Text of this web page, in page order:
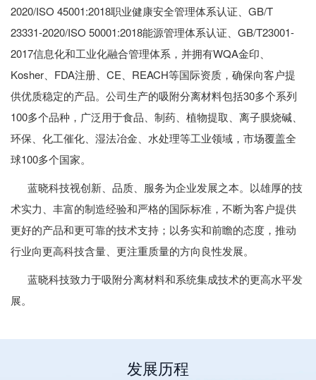
2020/ISO 45001:2018职业健康安全管理体系认证、GB/T
23331-2020/ISO 50001:2018能源管理体系认证、GB/T23001-
2017信息化和工业化融合管理体系，并拥有WQA金印、
Kosher、FDA注册、CE、REACH等国际资质，确保向客户提
供优质稳定的产品。公司生产的吸附分离材料包括30多个系列
100多个品种，广泛用于食品、制药、植物提取、离子膜烧碱、
环保、化工催化、湿法冶金、水处理等工业领域，市场覆盖全
球100多个国家。
蓝晓科技视创新、品质、服务为企业发展之本。以雄厚的技
术实力、丰富的制造经验和严格的国际标准，不断为客户提供
更好的产品和更可靠的技术支持；以务实和前瞻的态度，推动
行业向更高科技含量、更注重质量的方向良性发展。
蓝晓科技致力于吸附分离材料和系统集成技术的更高水平发
展。
发展历程